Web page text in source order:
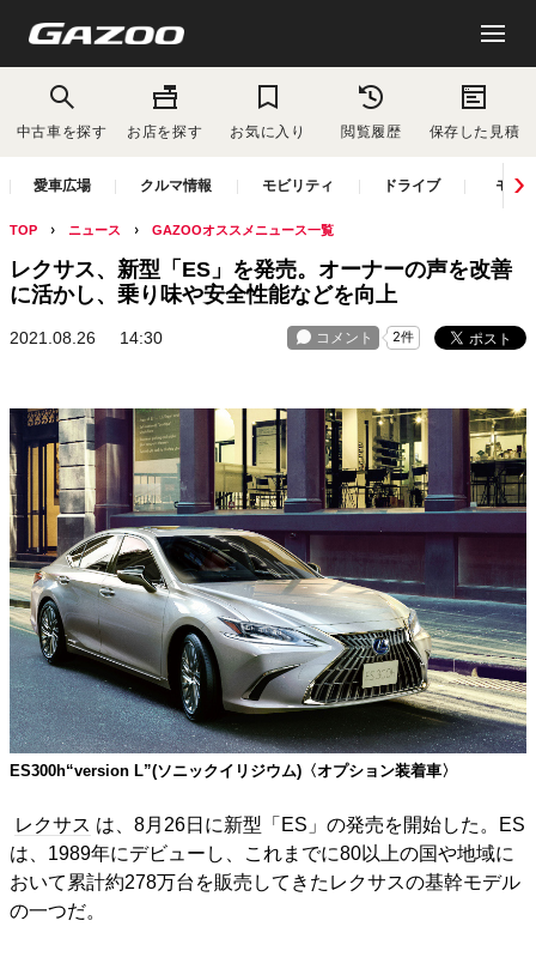
中古車を探す お店を探す お気に入り 閲覧履歴 保存した見積
愛車広場 クルマ情報 モビリティ ドライブ モー
TOP ニュース GAZOOオススメニュース一覧
レクサス、新型「ES」を発売。オーナーの声を改善
に活かし、乗り味や安全性能などを向上
2021.08.26 14:30
ES300h“version L”(ソニックイリジウム)〈オプション装着車〉
レクサス は、8月26日に新型「ES」の発売を開始した。ES
は、1989年にデビューし、これまでに80以上の国や地域に
おいて累計約278万台を販売してきたレクサスの基幹モデル
の一つだ。